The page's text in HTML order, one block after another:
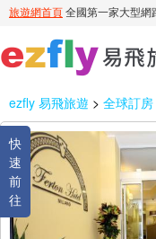
ezfly 易飛旅遊 > 全球訂房
快
速
前
往